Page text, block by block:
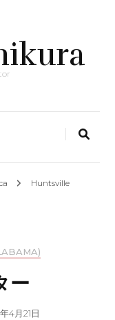
Huntsville
ー
4月21日